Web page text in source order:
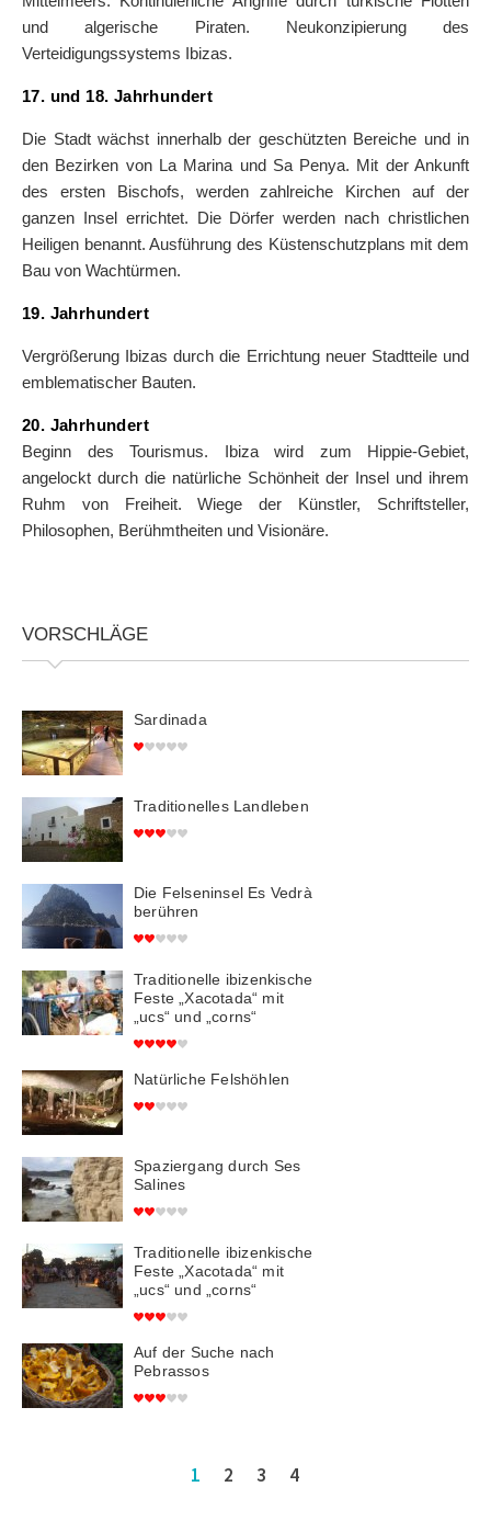
und algerische Piraten. Neukonzipierung des
Verteidigungssystems Ibizas.
17. und 18. Jahrhundert
Die Stadt wächst innerhalb der geschützten Bereiche und in
den Bezirken von La Marina und Sa Penya. Mit der Ankunft
des ersten Bischofs, werden zahlreiche Kirchen auf der
ganzen Insel errichtet. Die Dörfer werden nach christlichen
Heiligen benannt. Ausführung des Küstenschutzplans mit dem
Bau von Wachtürmen.
19. Jahrhundert
Vergrößerung Ibizas durch die Errichtung neuer Stadtteile und
emblematischer Bauten.
20. Jahrhundert
Beginn des Tourismus. Ibiza wird zum Hippie-Gebiet,
angelockt durch die natürliche Schönheit der Insel und ihrem
Ruhm von Freiheit. Wiege der Künstler, Schriftsteller,
Philosophen, Berühmtheiten und Visionäre.
VORSCHLÄGE
Sardinada
Traditionelles Landleben
Die Felseninsel Es Vedrà
berühren
Traditionelle ibizenkische
Feste „Xacotada“ mit
„ucs“ und „corns“
Natürliche Felshöhlen
Spaziergang durch Ses
Salines
Traditionelle ibizenkische
Feste „Xacotada“ mit
„ucs“ und „corns“
Auf der Suche nach
Pebrassos
1 2 3 4